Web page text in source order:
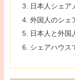
日本人シェア
外国人のシェ
日本人と外国
シェアハウス